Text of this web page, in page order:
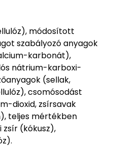
módosított
szabályozó anyagok
karbonát),
nátrium-karboxi-
(sellak,
csomósodást
dioxid, zsírsavak
teljes mértékben
(kókusz),